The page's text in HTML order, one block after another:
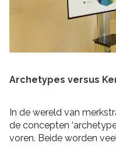
Archetypes versus
In de wereld van
de concepten
voren. Beide worden